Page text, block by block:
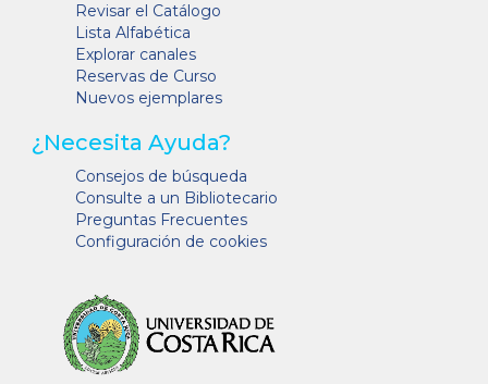
Revisar el Catálogo
Lista Alfabética
Explorar canales
Reservas de Curso
Nuevos ejemplares
¿Necesita Ayuda?
Consejos de búsqueda
Consulte a un Bibliotecario
Preguntas Frecuentes
Configuración de cookies